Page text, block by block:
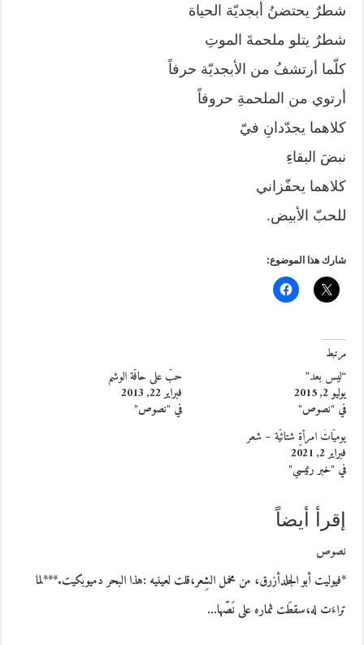
شطرٌ يحتضنُ أبجديّة الحياة
شطرٌ يتلو ملحمةَ الموتِ
كلّما أرتشفُ من الأبجديّة حرفاً
أرتوي من الملحمةِ حروفاً
كلاهما يجدّدانِ فيّ
نبضَ البقاءِ
كلاهما يحفّزاني
للحبّ الأبيض.
شارك هذا الموضوع:
مرتبط
“ليس بعد”
يوليو 2, 2015
في "نصوص"
حبّ على حافّة الوشم
فبراير 22, 2013
في "نصوص"
يوميّاتُ امرأةٍ شتائيّة – شعر
فبراير 2, 2021
في "خبر رئيسي"
إقرأ أيضاً
نصوص
*فيوليت أبو الجلدأزرق، من مخمل الشِعر،قلت لعينيه :هذا البحر دميوبكيت.***لما
تراءَت له،سقطَت ثماره على نَصّها…